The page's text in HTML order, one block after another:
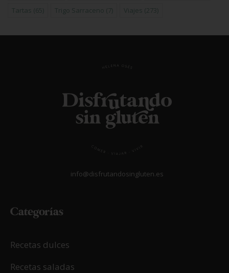
Tartas (65) Trigo Sarraceno (7) Viajes (273)
info@disfrutandosingluten.es
Categorías
Recetas dulces
Recetas saladas